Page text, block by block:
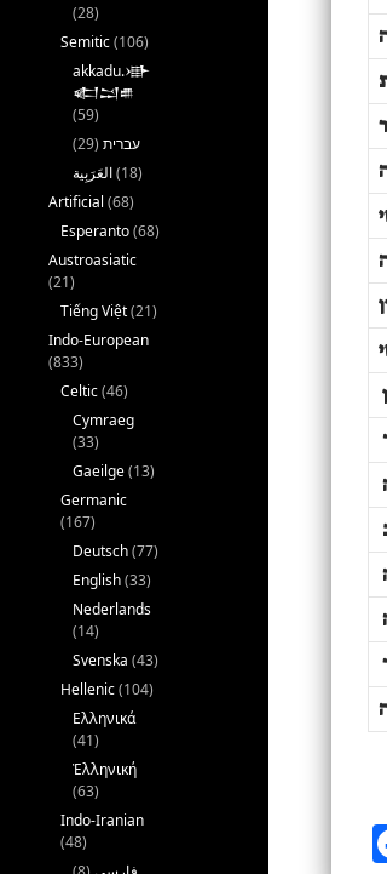
(28)
Semitic(106)
akkadu.𒀝
𒅗𒁺𒌑
(59)
עברית (29)
(18)
Artificial (68)
Esperanto(68)
Austroasiatic
(21)
Tiếng Việt(21)
Indo-European
(833)
Celtic(46)
Cymraeg
(33)
Gaeilge(13)
Germanic
(167)
Deutsch(77)
English(33)
Nederlands
(14)
Svenska (43)
Hellenic(104)
Ελληνικά
(41)
Ἑλληνική
(63)
Indo-Iranian
(48)